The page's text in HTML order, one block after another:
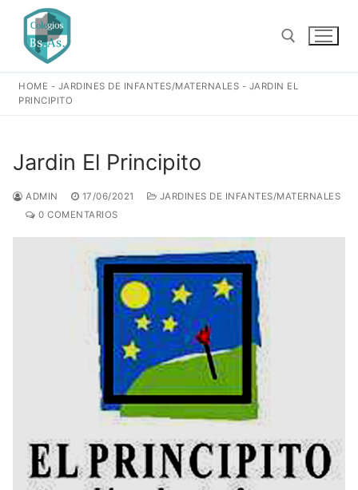
contenido
HOME - JARDINES DE INFANTES/MATERNALES - JARDIN EL
PRINCIPITO
Jardin El Principito
ADMIN 17/06/2021
JARDINES DE INFANTES/MATERNALES
0 COMENTARIOS